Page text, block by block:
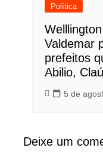
Política
Valdemar
prefeitos
Abilio,
5 de
Deixe um